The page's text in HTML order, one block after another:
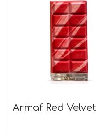
Armaf Red Velvet